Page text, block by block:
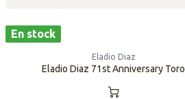
En stock
Eladio Diaz
Eladio Diaz 71st Anniversary Toro